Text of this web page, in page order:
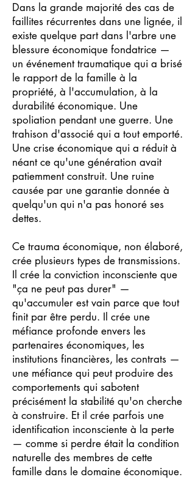
Dans la grande majorité des cas de
faillites récurrentes dans une lignée, il
existe quelque part dans l'arbre une
blessure économique fondatrice —
un événement traumatique qui a brisé
le rapport de la famille à la
propriété, à l'accumulation, à la
durabilité économique. Une
spoliation pendant une guerre. Une
trahison d'associé qui a tout emporté.
Une crise économique qui a réduit à
néant ce qu'une génération avait
patiemment construit. Une ruine
causée par une garantie donnée à
quelqu'un qui n'a pas honoré ses
dettes.
Ce trauma économique, non élaboré,
crée plusieurs types de transmissions.
Il crée la conviction inconsciente que
"ça ne peut pas durer" —
qu'accumuler est vain parce que tout
finit par être perdu. Il crée une
méfiance profonde envers les
partenaires économiques, les
institutions financières, les contrats —
une méfiance qui peut produire des
comportements qui sabotent
précisément la stabilité qu'on cherche
à construire. Et il crée parfois une
identification inconsciente à la perte
— comme si perdre était la condition
naturelle des membres de cette
famille dans le domaine économique.